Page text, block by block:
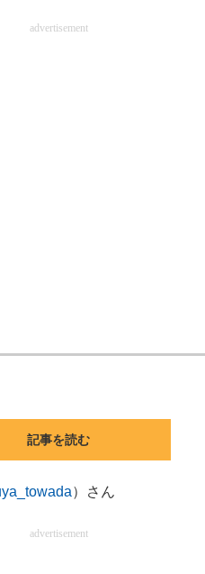
advertisement
記事を読む
）さん
advertisement